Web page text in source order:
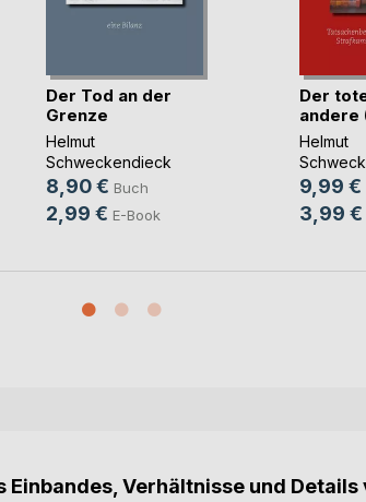
Der Tod an der
Grenze
Helmut
Schweckendieck
8,90 € Buch
2,99 € E-Book
Der
andere
Helmut
9,99 €
3,99 €
Verhältnisse und